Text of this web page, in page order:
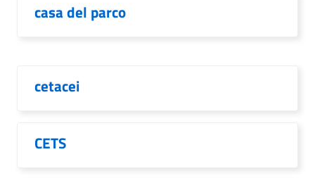
casa del parco
cetacei
CETS